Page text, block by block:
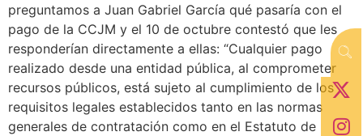
preguntamos a Juan Gabriel García qué pasaría con el
pago de la CCJM y el 10 de octubre contestó que les
responderían directamente a ellas: “Cualquier pago
realizado desde una entidad pública, al comprometer
recursos públicos, está sujeto al cumplimiento de los
requisitos legales establecidos tanto en las normas
generales de contratación como en el Estatuto de